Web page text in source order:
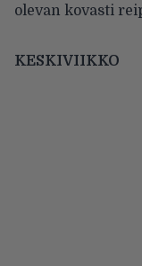
olevan kovasti
KESKIVIIKKO